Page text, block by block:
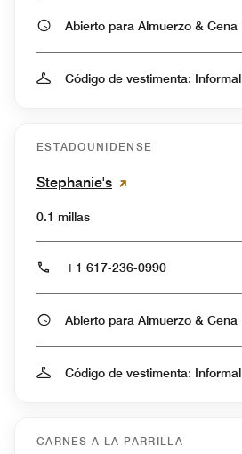
Abierto para Almuerzo & Cena
Código de vestimenta: Informal
ESTADOUNIDENSE
Stephanie's
0.1 millas
+1 617-236-0990
Abierto para Almuerzo & Cena
Código de vestimenta: Informal
CARNES A LA PARRILLA